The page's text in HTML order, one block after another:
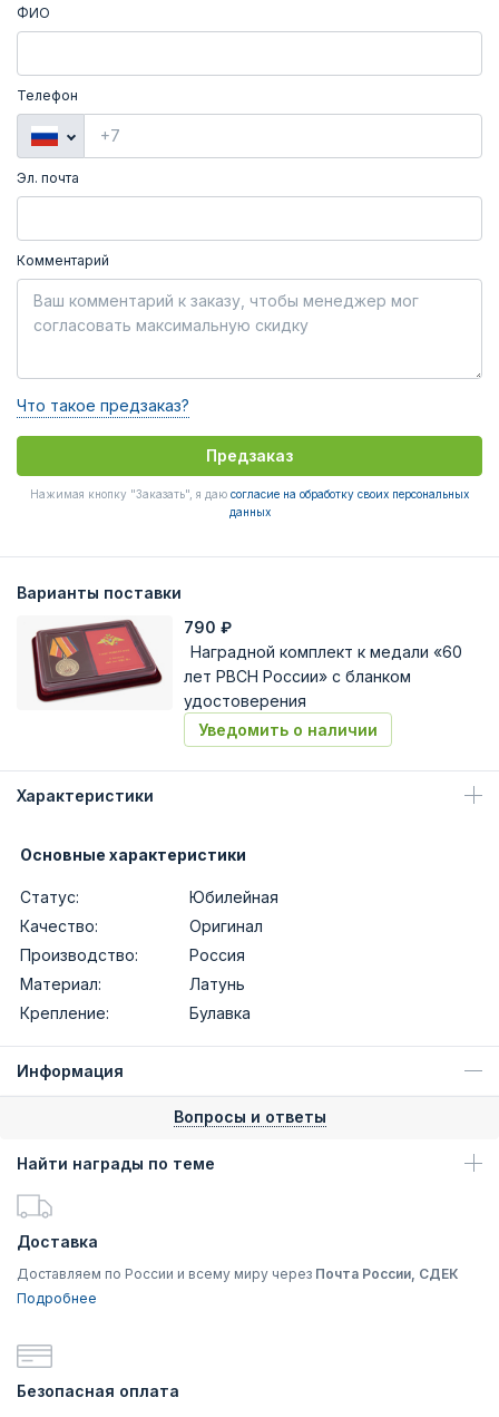
ФИО
Телефон
Эл. почта
Комментарий
Что такое предзаказ?
Предзаказ
Нажимая кнопку "Заказать", я даю согласие на обработку своих персональных
данных
Варианты поставки
790 ₽
Наградной комплект к медали «60
лет РВСН России» с бланком
удостоверения
Уведомить о наличии
Характеристики
Основные характеристики
Статус:
Юбилейная
Качество:
Оригинал
Производство:
Россия
Материал:
Латунь
Крепление:
Булавка
Информация
Вопросы и ответы
Найти награды по теме
Доставка
Доставляем по России и всему миру через Почта России, СДЕК
Подробнее
Безопасная оплата